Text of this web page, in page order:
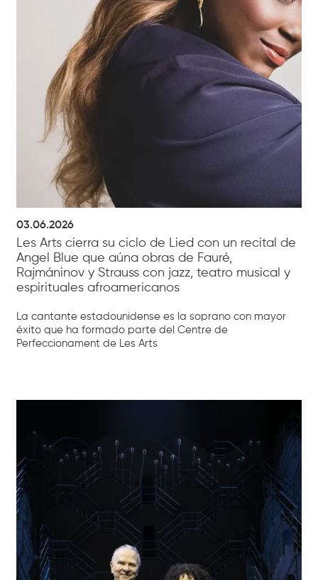
03.06.2026
Les Arts cierra su ciclo de Lied con un recital de
Angel Blue que aúna obras de Fauré,
Rajmáninov y Strauss con jazz, teatro musical y
espirituales afroamericanos
La cantante estadounidense es la soprano con mayor
éxito que ha formado parte del Centre de
Perfeccionament de Les Arts